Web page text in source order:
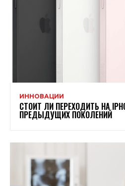
ИННОВАЦИИ
СТОИТ ЛИ ПЕРЕХОДИТЬ НА
ПРЕДЫДУЩИХ ПОКОЛЕНИЙ